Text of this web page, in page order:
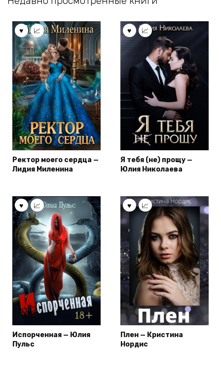
Ректор моего сердца —
Лидия Миленина
Я тебя (не) прощу —
Юлия Николаева
Испорченная — Юлия
Пульс
Плен — Кристина
Нордис